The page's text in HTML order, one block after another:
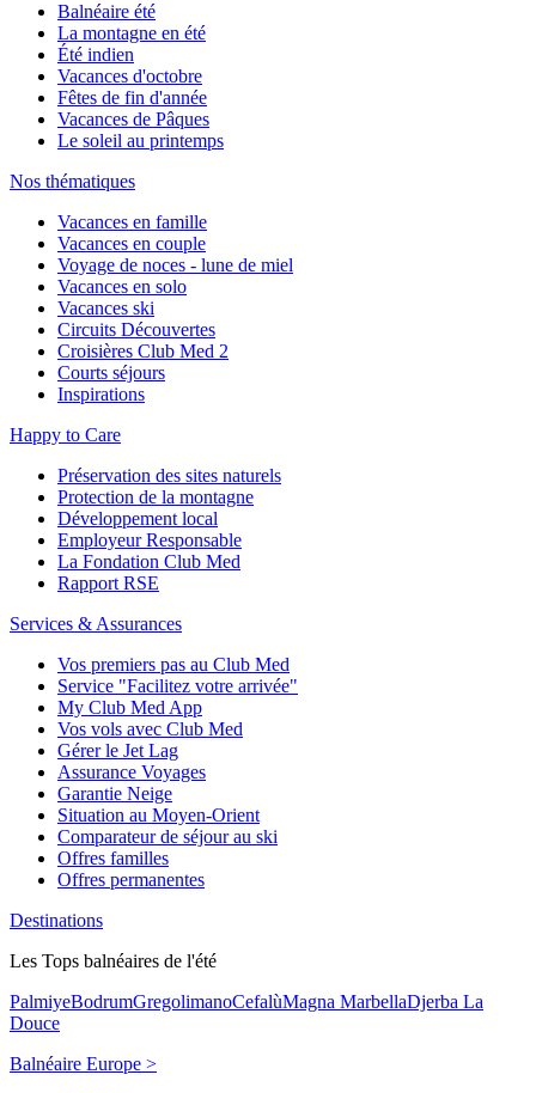
Balnéaire été
La montagne en été
Été indien
Vacances d'octobre
Fêtes de fin d'année
Vacances de Pâques
Le soleil au printemps
Nos thématiques
Vacances en famille
Vacances en couple
Voyage de noces - lune de miel
Vacances en solo
Vacances ski
Circuits Découvertes
Croisières Club Med 2
Courts séjours
Inspirations
Happy to Care
Préservation des sites naturels
Protection de la montagne
Développement local
Employeur Responsable
La Fondation Club Med
Rapport RSE
Services & Assurances
Vos premiers pas au Club Med
Service "Facilitez votre arrivée"
My Club Med App
Vos vols avec Club Med
Gérer le Jet Lag
Assurance Voyages
Garantie Neige
Situation au Moyen-Orient
Comparateur de séjour au ski
Offres familles
Offres permanentes
Destinations
Les Tops balnéaires de l'été
PalmiyeBodrumGregolimanoCefalùMagna MarbellaDjerba La
Douce
Balnéaire Europe >